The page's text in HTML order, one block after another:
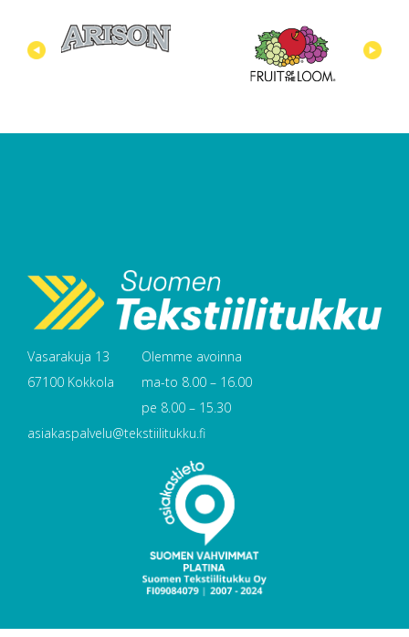
Vasarakuja 13
67100 Kokkola
Olemme avoinna
ma-to 8.00 – 16.00
pe 8.00 – 15.30
asiakaspalvelu@tekstiilitukku.fi